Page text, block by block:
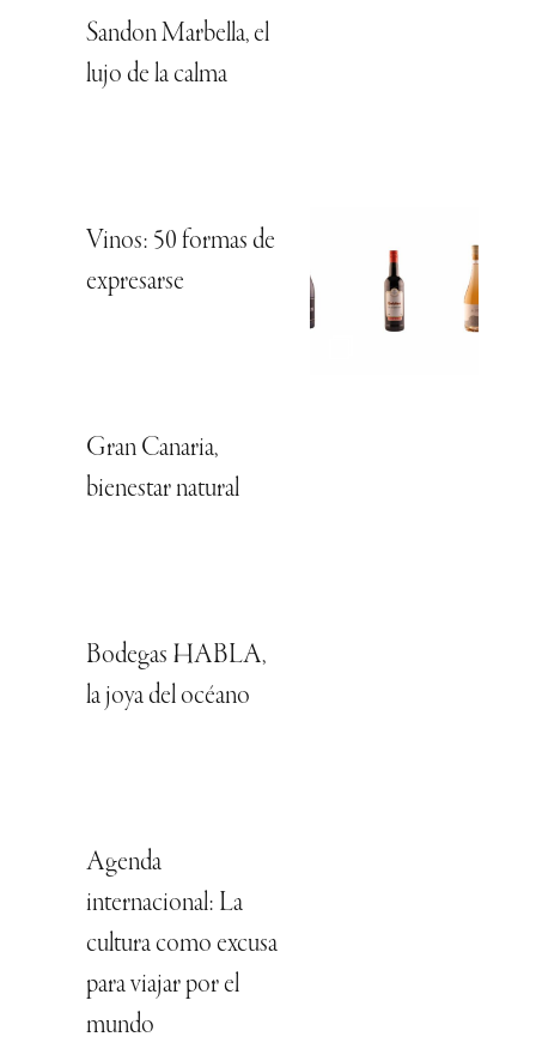
Sandon Marbella, el
lujo de la calma
Vinos: 50 formas de
expresarse
Gran Canaria,
bienestar natural
Bodegas HABLA,
la joya del océano
Agenda
internacional: La
cultura como excusa
para viajar por el
mundo